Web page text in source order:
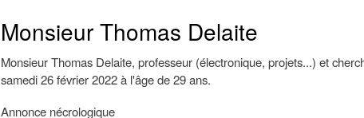
Monsieur Thomas Delaite
Monsieur Thomas Delaite, professeur (électronique, projets...) et
samedi 26 février 2022 à l'âge de 29 ans.
Annonce nécrologique